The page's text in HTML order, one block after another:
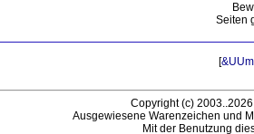
Seiten
[
Copyright (c)
Ausgewiesene Warenzeichen und
Mit der Benutzung